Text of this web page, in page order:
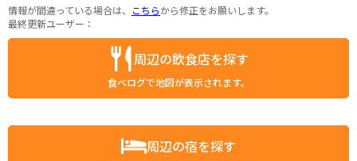
情報が間違っている場合は、 こちらから修正をお願いします。
最終更新ユーザー：
周辺の飲食店を探す
食べログで地図が表示されます。
周辺の宿を探す